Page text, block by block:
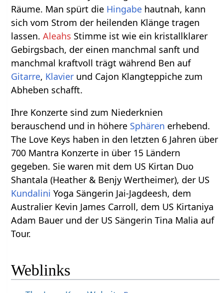
Räume. Man spürt die Hingabe hautnah, kann
sich vom Strom der heilenden Klänge tragen
lassen.Aleahs Stimme ist wie ein kristallklarer
Gebirgsbach, der einen manchmal sanft und
manchmal kraftvoll trägt während Ben auf
Gitarre, Klavier und Cajon Klangteppiche zum
Abheben schafft.
Ihre Konzerte sind zum Niederknien
berauschend und in höhere Sphären erhebend.
The Love Keys haben in den letzten 6 Jahren über
700 Mantra Konzerte in über 15 Ländern
gegeben. Sie waren mit dem US Kirtan Duo
Shantala (Heather & Benjy Wertheimer), der US
Kundalini Yoga Sängerin Jai-Jagdeesh, dem
Australier Kevin James Carroll, dem US Kirtaniya
Adam Bauer und der US Sängerin Tina Malia auf
Tour.
Weblinks